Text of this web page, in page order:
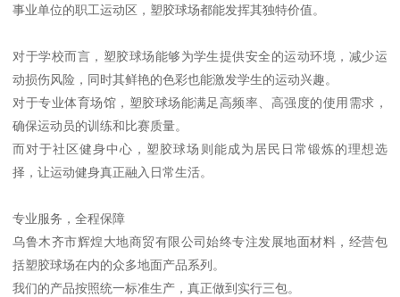
事业单位的职工运动区，塑胶球场都能发挥其独特价值。
对于学校而言，塑胶球场能够为学生提供安全的运动环境，减少运
动损伤风险，同时其鲜艳的色彩也能激发学生的运动兴趣。
对于专业体育场馆，塑胶球场能满足高频率、高强度的使用需求，
确保运动员的训练和比赛质量。
而对于社区健身中心，塑胶球场则能成为居民日常锻炼的理想选
择，让运动健身真正融入日常生活。
专业服务，全程保障
乌鲁木齐市辉煌大地商贸有限公司始终专注发展地面材料，经营包
括塑胶球场在内的众多地面产品系列。
我们的产品按照统一标准生产，真正做到实行三包。